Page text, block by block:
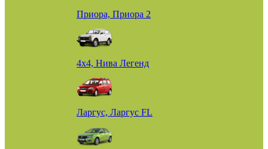
Приора, Приора 2
4х4, Нива Легенд
Ларгус, Ларгус FL